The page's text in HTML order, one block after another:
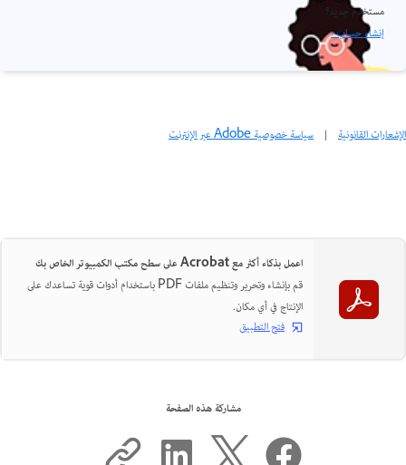
مستخدم جديد؟
إنشاء حساب ›
الإشعارات القانونية | سياسة خصوصية Adobe عبر الإنترنت
اعمل بذكاء أكثر مع Acrobat على سطح مكتب الكمبيوتر الخاص بك
قم بإنشاء وتحرير وتنظيم ملفات PDF باستخدام أدوات قوية تساعدك على
الإنتاج في أي مكان.
فتح التطبيق
مشاركة هذه الصفحة